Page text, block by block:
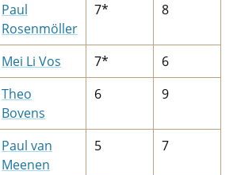
Paul
Rosenmöller
7* 8
Mei Li Vos 7*
6
Theo
Bovens
6 9
Paul van
Meenen
5 7